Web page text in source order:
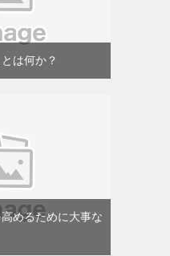
は何か？
めるために大事な